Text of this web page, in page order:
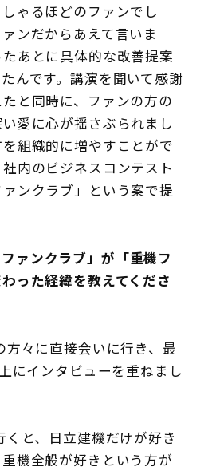
ゃるほどのファンでし
ンだからあえて言いま
あとに具体的な改善提案
んです。講演を聞いて感謝
と同時に、ファンの方の
愛に心が揺さぶられまし
組織的に増やすことがで
内のビジネスコンテスト
ンクラブ」という案で提
ァンクラブ」が「重機フ
った経緯を教えてくださ
方々に直接会いに行き、最
にインタビューを重ねまし
くと、日立建機だけが好き
機全般が好きという方が